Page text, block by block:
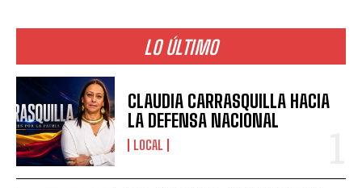
LO ÚLTIMO
CLAUDIA CARRASQUILLA HACIA
LA DEFENSA NACIONAL
LOCAL